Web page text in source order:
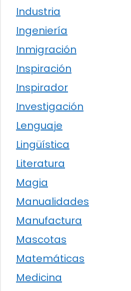
Industria
Ingeniería
Inmigración
Inspiración
Inspirador
Investigación
Lenguaje
Lingüística
Literatura
Magia
Manualidades
Manufactura
Mascotas
Matemáticas
Medicina